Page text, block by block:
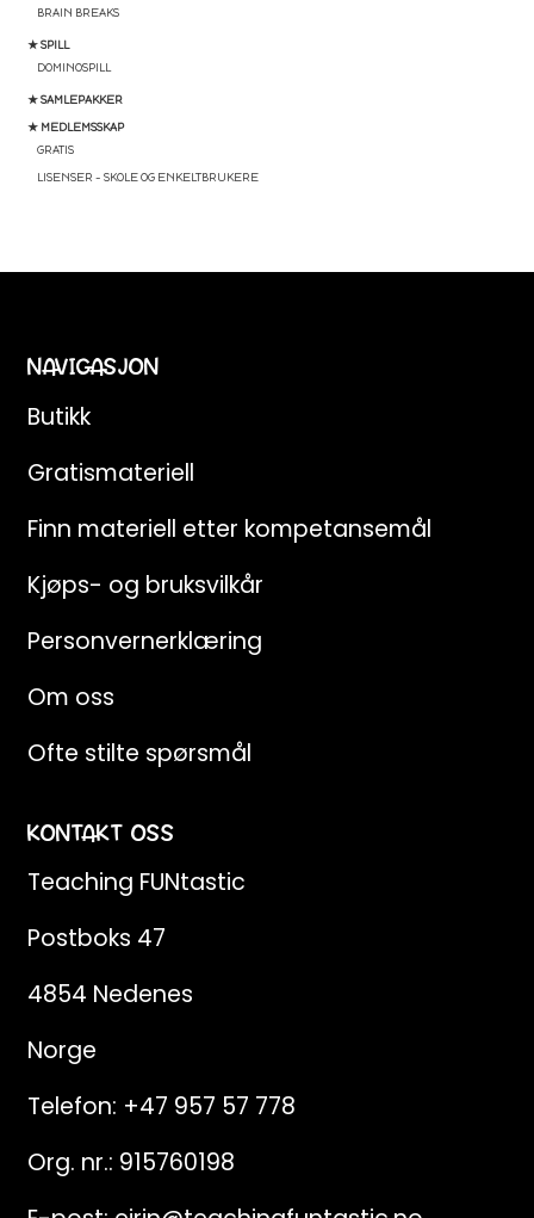
BRAIN BREAKS
★ SPILL
DOMINOSPILL
★ SAMLEPAKKER
★ MEDLEMSSKAP
GRATIS
LISENSER – SKOLE OG ENKELTBRUKERE
NAVIGASJON
Butikk
Gratismateriell
Finn materiell etter kompetansemål
Kjøps- og bruksvilkår
Personvernerklæring
Om oss
Ofte stilte spørsmål
KONTAKT OSS
Teaching FUNtastic
Postboks 47
4854 Nedenes
Norge
Telefon: +47 957 57 778
Org. nr.: 915760198